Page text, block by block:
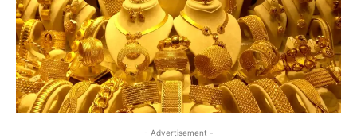
- Advertisement -